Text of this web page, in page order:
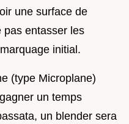
une surface de
pas entasser les
initial.
(type Microplane)
un temps
un blender sera